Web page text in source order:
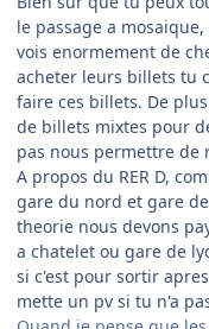
le passage a
vois enormement de
acheter leurs billets tu
faire ces billets. De
de billets mixtes pour
pas nous permettre de
A propos du RER D,
gare du nord et gare
theorie nous devons
a chatelet ou gare de
si c'est pour sortir
mette un pv si tu n'a